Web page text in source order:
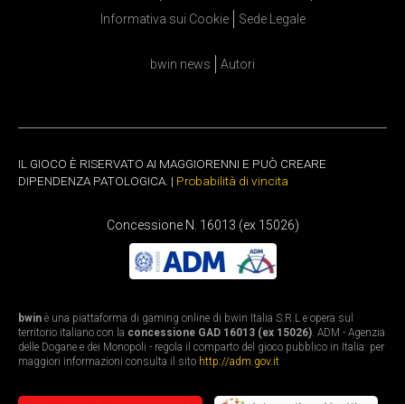
Informativa sui Cookie
Sede Legale
bwin news Autori
IL GIOCO È RISERVATO AI MAGGIORENNI E PUÒ CREARE
DIPENDENZA PATOLOGICA. | Probabilità di vincita
Concessione N. 16013 (ex 15026)
bwin è una piattaforma di gaming online di bwin Italia S.R.L e opera sul
territorio italiano con la concessione GAD 16013 (ex 15026) . ADM - Agenzia
delle Dogane e dei Monopoli - regola il comparto del gioco pubblico in Italia: per
maggiori informazioni consulta il sito http://adm.gov.it